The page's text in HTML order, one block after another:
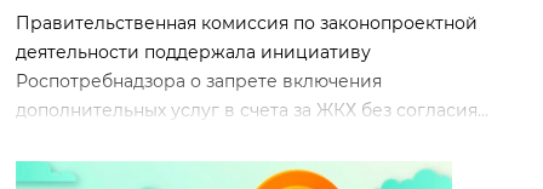
Правительственная комиссия по законопроектной
деятельности поддержала инициативу
Роспотребнадзора о запрете включения
дополнительных услуг в счета за ЖКХ без согласия...